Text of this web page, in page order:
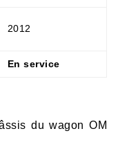
2012
En service
du wagon OM